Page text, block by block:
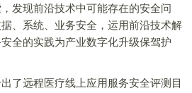
发现前沿技术中可能存在的安全问
、系统、业务安全，运用前沿技术解
全的实践为产业数字化升级保驾护
远程医疗线上应用服务安全评测目